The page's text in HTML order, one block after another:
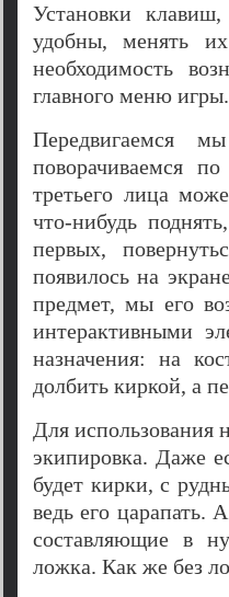
Установки
удобны, менять
необходимость
главного меню игры.
Передвигаемся
поворачиваемся
третьего лица
что-нибудь
первых,
появилось на
предмет, мы его
интерактивными
назначения: на
долбить киркой, а
Для использования
экипировка. Даже
будет кирки, с
ведь его царапать.
составляющие в
ложка. Как же без